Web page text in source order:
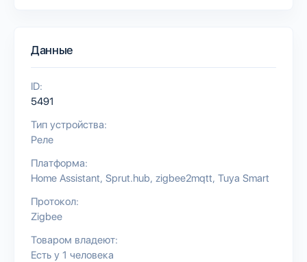
Данные
ID:
5491
Тип устройства:
Реле
Платформа:
Home Assistant Sprut.hub zigbee2mqtt Tuya Smart
Протокол:
Zigbee
Товаром владеют:
Есть у 1 человека